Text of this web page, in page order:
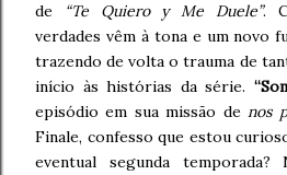
de
“Te Quiero y Me Duele”.
verdades vêm à tona e um novo
trazendo de volta o trauma de
início às histórias da série.
episódio em sua missão denos
Finale, confesso que estou
eventual segunda temporada?